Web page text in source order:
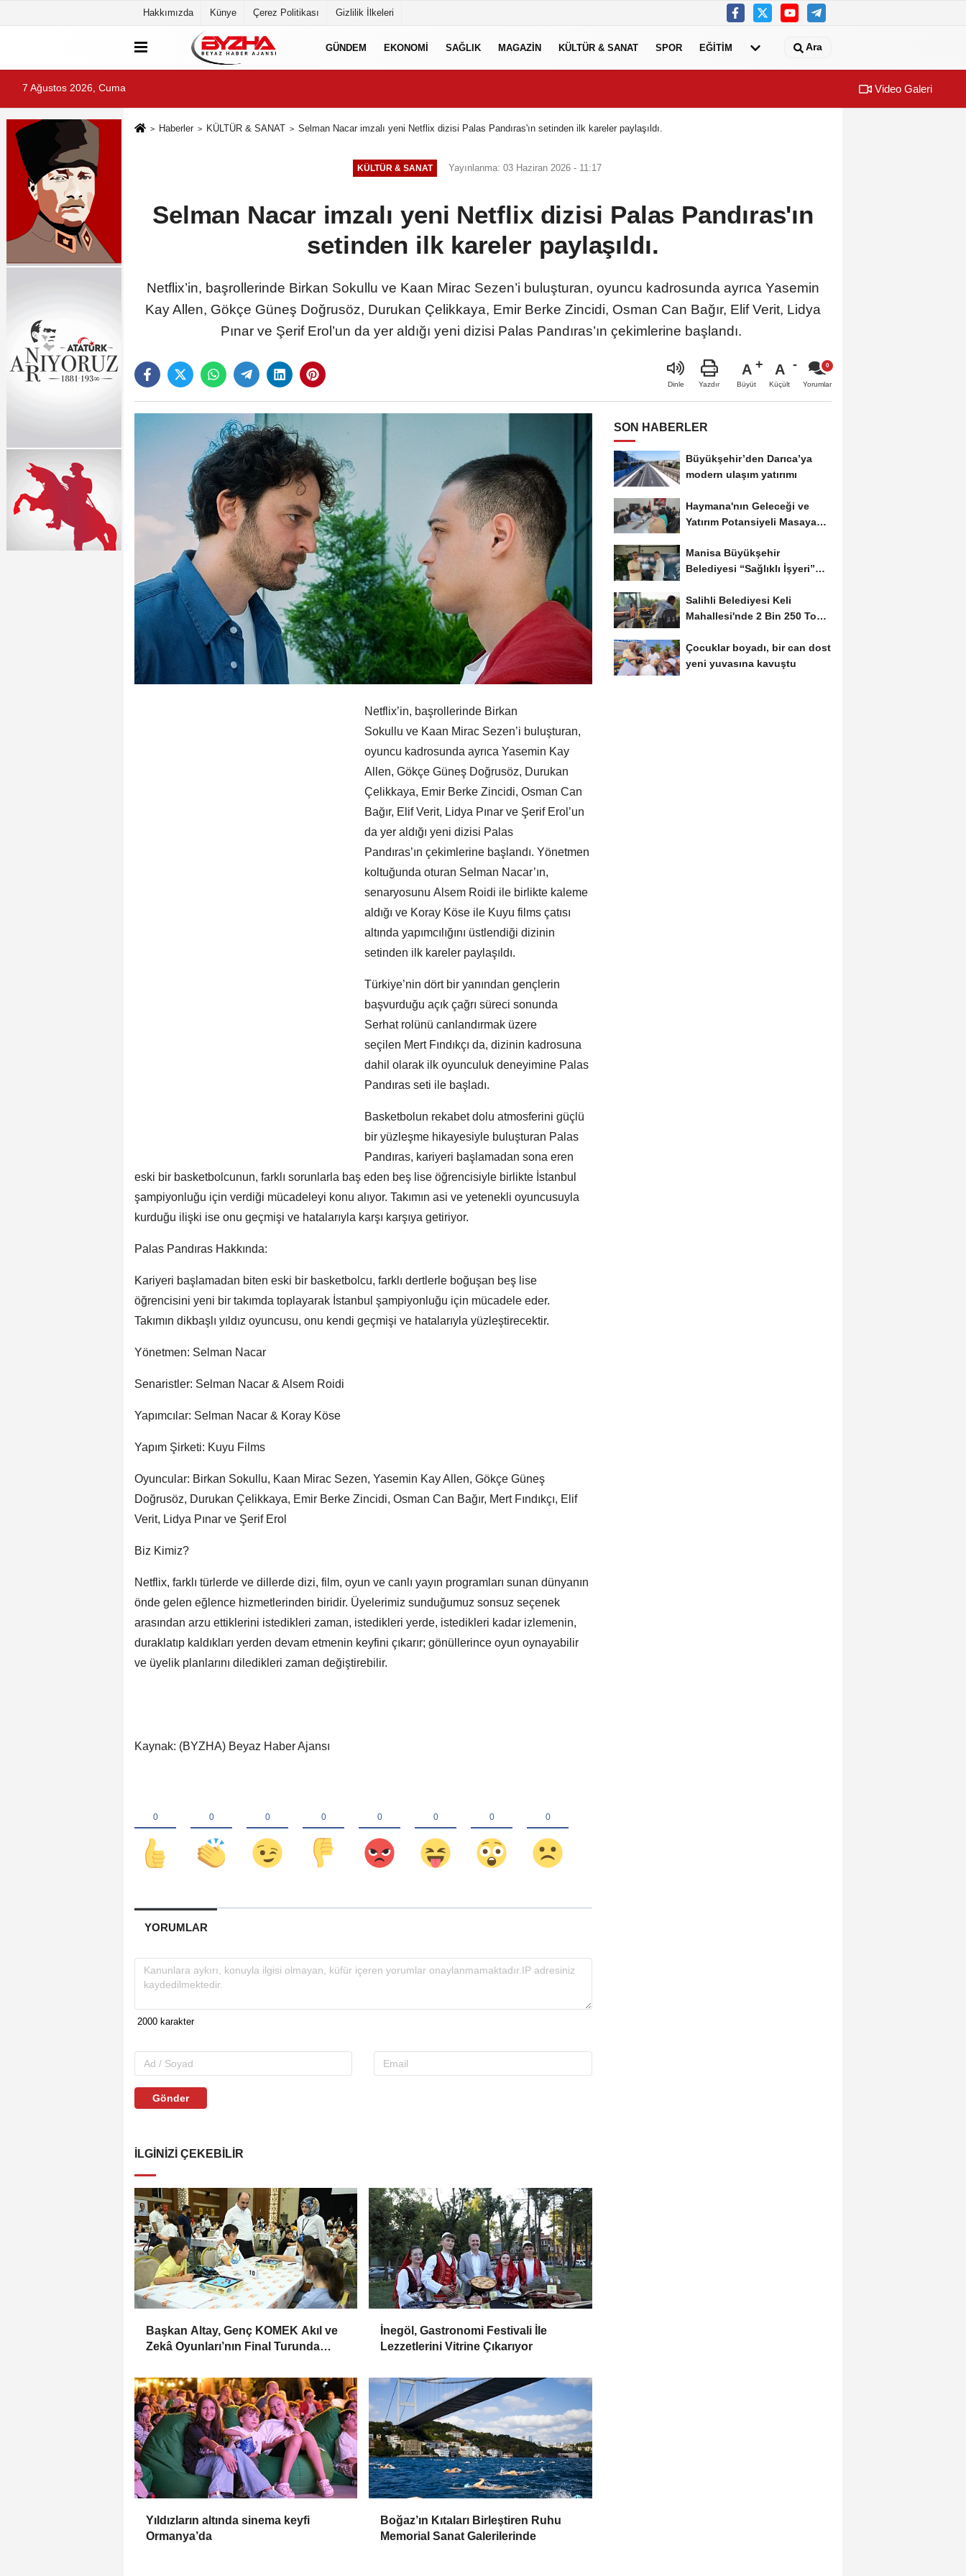
Hakkımızda Künye Çerez Politikası Gizlilik İlkeleri
GÜNDEM EKONOMİ SAĞLIK MAGAZİN KÜLTÜR & SANAT SPOR EĞİTİM Ara
7 Ağustos 2026, Cuma Video Galeri
Haberler KÜLTÜR & SANAT Selman Nacar imzalı yeni Netflix dizisi Palas Pandıras'ın setinden ilk kareler paylaşıldı.
KÜLTÜR & SANAT Yayınlanma: 03 Haziran 2026 - 11:17
Selman Nacar imzalı yeni Netflix dizisi Palas Pandıras'ın
setinden ilk kareler paylaşıldı.
Netflix’in, başrollerinde Birkan Sokullu ve Kaan Mirac Sezen’i buluşturan, oyuncu kadrosunda ayrıca Yasemin
Kay Allen, Gökçe Güneş Doğrusöz, Durukan Çelikkaya, Emir Berke Zincidi, Osman Can Bağır, Elif Verit, Lidya
Pınar ve Şerif Erol’un da yer aldığı yeni dizisi Palas Pandıras’ın çekimlerine başlandı.
Dinle Yazdır
A
Büyüt
A
Küçült Yorumlar
Netflix’in, başrollerinde Birkan
Sokullu ve Kaan Mirac Sezen’i buluşturan,
oyuncu kadrosunda ayrıca Yasemin Kay
Allen, Gökçe Güneş Doğrusöz, Durukan
Çelikkaya, Emir Berke Zincidi, Osman Can
Bağır, Elif Verit, Lidya Pınar ve Şerif Erol’un
da yer aldığı yeni dizisi Palas
Pandıras’ın çekimlerine başlandı. Yönetmen
koltuğunda oturan Selman Nacar’ın,
senaryosunu Alsem Roidi ile birlikte kaleme
aldığı ve Koray Köse ile Kuyu films çatısı
altında yapımcılığını üstlendiği dizinin
setinden ilk kareler paylaşıldı.
Türkiye’nin dört bir yanından gençlerin
başvurduğu açık çağrı süreci sonunda
Serhat rolünü canlandırmak üzere
seçilen Mert Fındıkçı da, dizinin kadrosuna
dahil olarak ilk oyunculuk deneyimine Palas
Pandıras seti ile başladı.
Basketbolun rekabet dolu atmosferini güçlü
bir yüzleşme hikayesiyle buluşturan Palas
Pandıras, kariyeri başlamadan sona eren
eski bir basketbolcunun, farklı sorunlarla baş eden beş lise öğrencisiyle birlikte İstanbul
şampiyonluğu için verdiği mücadeleyi konu alıyor. Takımın asi ve yetenekli oyuncusuyla
kurduğu ilişki ise onu geçmişi ve hatalarıyla karşı karşıya getiriyor.
Palas Pandıras Hakkında:
Kariyeri başlamadan biten eski bir basketbolcu, farklı dertlerle boğuşan beş lise
öğrencisini yeni bir takımda toplayarak İstanbul şampiyonluğu için mücadele eder.
Takımın dikbaşlı yıldız oyuncusu, onu kendi geçmişi ve hatalarıyla yüzleştirecektir.
Yönetmen: Selman Nacar
Senaristler: Selman Nacar & Alsem Roidi
Yapımcılar: Selman Nacar & Koray Köse
Yapım Şirketi: Kuyu Films
Oyuncular: Birkan Sokullu, Kaan Mirac Sezen, Yasemin Kay Allen, Gökçe Güneş
Doğrusöz, Durukan Çelikkaya, Emir Berke Zincidi, Osman Can Bağır, Mert Fındıkçı, Elif
Verit, Lidya Pınar ve Şerif Erol
Biz Kimiz?
Netflix, farklı türlerde ve dillerde dizi, film, oyun ve canlı yayın programları sunan dünyanın
önde gelen eğlence hizmetlerinden biridir. Üyelerimiz sunduğumuz sonsuz seçenek
arasından arzu ettiklerini istedikleri zaman, istedikleri yerde, istedikleri kadar izlemenin,
duraklatıp kaldıkları yerden devam etmenin keyfini çıkarır; gönüllerince oyun oynayabilir
ve üyelik planlarını diledikleri zaman değiştirebilir.
Kaynak: (BYZHA) Beyaz Haber Ajansı
YORUMLAR
Gönder
İLGINIZI ÇEKEBILIR
Başkan Altay, Genç KOMEK Akıl ve
Zekâ Oyunları’nın Final Turunda
İnegöl, Gastronomi Festivali İle
Lezzetlerini Vitrine Çıkarıyor
Yıldızların altında sinema keyfi
Ormanya’da
Boğaz’ın Kıtaları Birleştiren Ruhu
Memorial Sanat Galerilerinde
SON HABERLER
Büyükşehir’den Darıca’ya
modern ulaşım yatırımı
Haymana'nın Geleceği ve
Yatırım Potansiyeli Masaya
Manisa Büyükşehir
Belediyesi “Sağlıklı İşyeri”
Salihli Belediyesi Keli
Mahallesi'nde 2 Bin 250 Ton
Çocuklar boyadı, bir can dost
yeni yuvasına kavuştu